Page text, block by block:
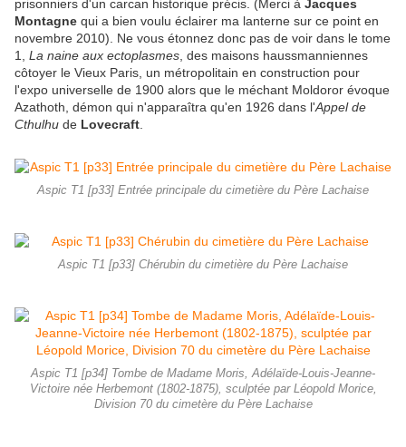
prisonniers d'un carcan historique précis. (Merci à Jacques
Montagne qui a bien voulu éclairer ma lanterne sur ce point en
novembre 2010). Ne vous étonnez donc pas de voir dans le tome
1, La naine aux ectoplasmes , des maisons haussmanniennes
côtoyer le Vieux Paris, un métropolitain en construction pour
l'expo universelle de 1900 alors que le méchant Moldoror évoque
Azathoth, démon qui n'apparaîtra qu'en 1926 dans l'Appel de
Cthulhu de Lovecraft
Aspic T1 [p33] Entrée principale du cimetière du Père Lachaise
Aspic T1 [p33] Chérubin du cimetière du Père Lachaise
Aspic T1 [p34] Tombe de Madame Moris, Adélaïde-Louis-Jeanne-
Victoire née Herbemont (1802-1875), sculptée par Léopold Morice,
Division 70 du cimetère du Père Lachaise